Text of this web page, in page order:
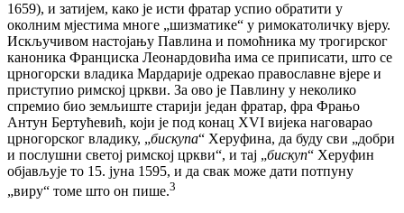
1659), и затијем, како је исти фратар успио обратити у
околним мјестима многе „шизматике“ у римокатоличку вјеру.
Искључивом настојању Павлина и помоћника му трогирског
каноника Франциска Леонардовића има се приписати, што се
црногорски владика Мардарије одрекао православне вјере и
приступио римској цркви. За ово је Павлину у неколико
спремио био земљиште старији један фратар, фра Фрањо
Антун Бертућевић, који је под конац XVI вијека наговарао
црногорског владику, „бискупа“ Херуфина, да буду сви „добри
и послушни светој римској цркви“, и тај „бискуп“ Херуфин
објављује то 15. јуна 1595, и да свак може дати потпуну
„виру“ томе што он пише.3